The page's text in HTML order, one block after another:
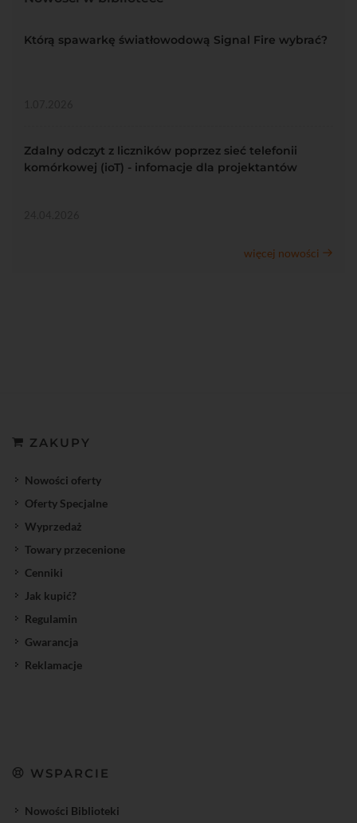
Którą spawarkę światłowodową Signal Fire wybrać?
Zdalny odczyt z liczników poprzez sieć telefonii
komórkowej (ioT) - infomacje dla projektantów
więcej nowości
ZAKUPY
Nowości oferty
Oferty Specjalne
Wyprzedaż
Towary przecenione
Cenniki
Jak kupić?
Regulamin
Gwarancja
Reklamacje
WSPARCIE
Nowości Biblioteki